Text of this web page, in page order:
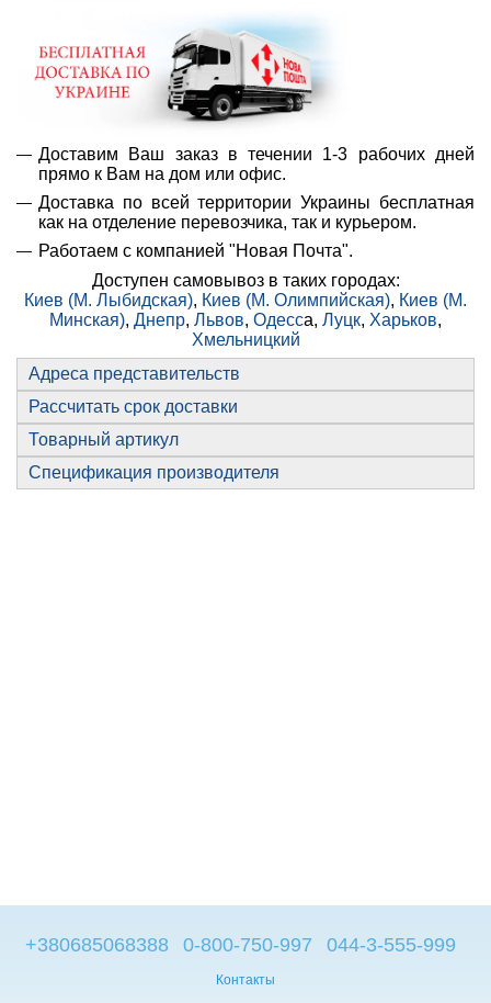
Доставим Ваш заказ в течении 1-3 рабочих дней
прямо к Вам на дом или офис.
Доставка по всей территории Украины бесплатная
как на отделение перевозчика, так и курьером.
Работаем с компанией "Новая Почта".
Доступен самовывоз в таких городах:
Киев (М. Лыбидская), Киев (М. Олимпийская), Киев (М.
Минская), Днепр, Львов, Одесса, Луцк, Харьков,
Хмельницкий
Адреса представительств
Рассчитать срок доставки
Товарный артикул
Спецификация производителя
+380685068388 0-800-750-997 044-3-555-999
Контакты